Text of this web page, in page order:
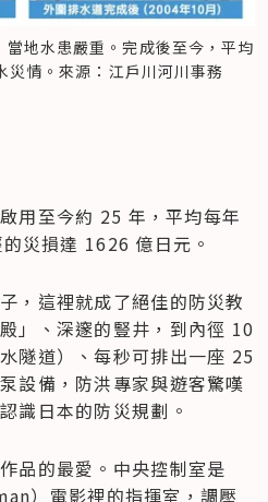
當地水患嚴重。完成後至今，平均
情。來源：江戶川河川事務
用至今約 25 年，平均每年
災損達 1626 億日元。
，這裡就成了絕佳的防災教
」、深邃的豎井，到內徑 10
隧道）、每秒可排出一座 25
設備，防洪專家與遊客驚嘆
識日本的防災規劃。
品的最愛。中央控制室是
）電影裡的指揮室，調壓